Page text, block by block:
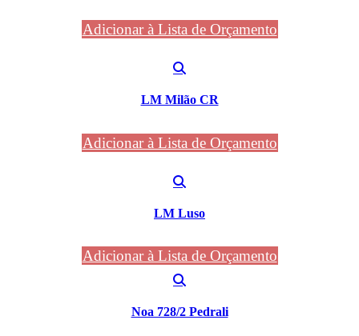
Adicionar à Lista de Orçamento
LM Milão CR
Adicionar à Lista de Orçamento
LM Luso
Adicionar à Lista de Orçamento
Noa 728/2 Pedrali